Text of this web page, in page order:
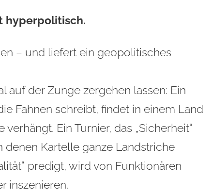
hyperpolitisch.
– und liefert ein geopolitisches
auf der Zunge zergehen lassen: Ein
Fahnen schreibt, findet in einem Land
Ein Turnier, das „Sicherheit“
denen Kartelle ganze Landstriche
predigt, wird von Funktionären
inszenieren.